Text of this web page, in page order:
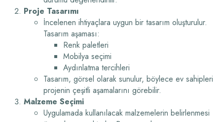
Proje Tasarımı
İncelenen ihtiyaçlara uygun bir tasarım oluşturulur.
Tasarım aşaması:
Renk paletleri
Mobilya seçimi
Aydınlatma tercihleri
Tasarım, görsel olarak sunulur, böylece ev sahipleri
projenin çeşitli aşamalarını görebilir.
Malzeme Seçimi
Uygulamada kullanılacak malzemelerin belirlenmesi